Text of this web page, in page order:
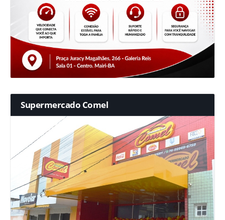
Supermercado Comel